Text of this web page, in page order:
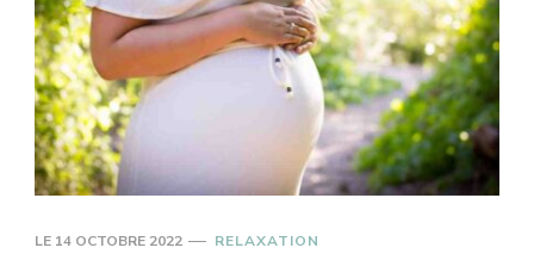
LE 14 OCTOBRE 2022 RELAXATION